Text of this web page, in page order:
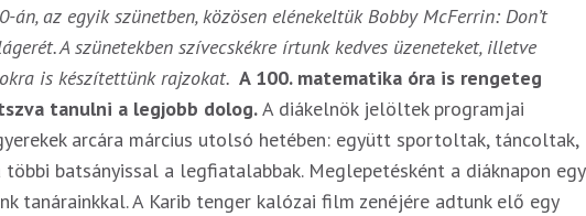
az egyik szünetben, közösen elénekeltük Bobby McFerrin: Don’t
A szünetekben szívecskékre írtunk kedves üzeneteket, illetve
is készítettünk rajzokat. A 100. matematika óra is rengeteg
tanulni a legjobb dolog.A diákelnök jelöltek programjai
arcára március utolsó hetében: együtt sportoltak, táncoltak,
batsányissal a legfiatalabbak. Meglepetésként a diáknapon egy
tanárainkkal. A Karib tenger kalózai film zenéjére adtunk elő egy